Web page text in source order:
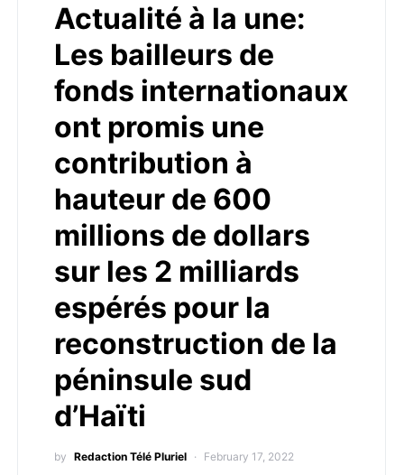
Actualité à la une:
Les bailleurs de
fonds internationaux
ont promis une
contribution à
hauteur de 600
millions de dollars
sur les 2 milliards
espérés pour la
reconstruction de la
péninsule sud
d’Haïti
by Redaction Télé Pluriel February 17, 2022